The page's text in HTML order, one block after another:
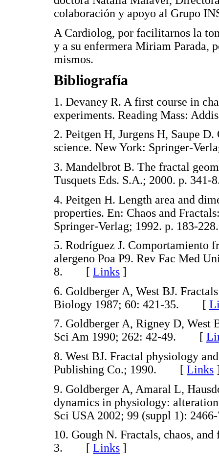
colaboración y apoyo al Grupo
A Cardiolog, por facilitarnos la
y a su enfermera Miriam Parada,
mismos.
Bibliografía
1. Devaney R. A first course in
experiments. Reading Mass:
2. Peitgen H, Jurgens H, Saupe
science. New York: Springer-
3. Mandelbrot B. The fractal
Tusquets Eds. S.A.; 2000. p.
4. Peitgen H. Length area and
properties. En: Chaos and
Springer-Verlag; 1992. p.
5. Rodríguez J. Comportamiento
alergeno Poa P9. Rev Fac Med
8. [ Links ]
6. Goldberger A, West BJ.
Biology 1987; 60: 421-35. [
7. Goldberger A, Rigney D, West
Sci Am 1990; 262: 42-49. [
8. West BJ. Fractal physiology
Publishing Co.; 1990. [ Links
9. Goldberger A, Amaral L,
dynamics in physiology:
Sci USA 2002; 99 (suppl 1):
10. Gough N. Fractals, chaos,
3. [ Links ]